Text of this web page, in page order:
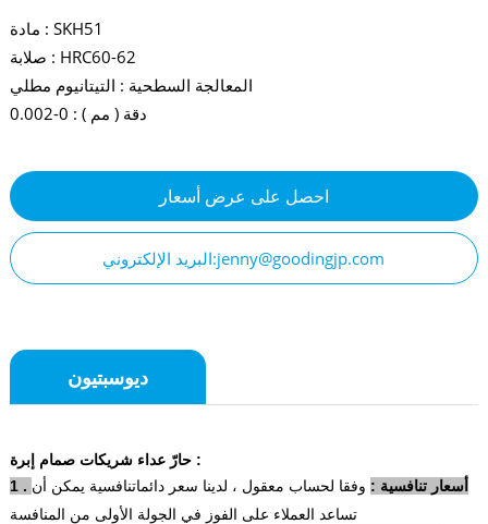
مادة : SKH51
صلابة : HRC60-62
المعالجة السطحية : التيتانيوم مطلي
دقة ( مم ) : 0-0.002
احصل على عرض أسعار
البريد الإلكتروني:jenny@goodingjp.com
ديوسبتيون
حارّ عداء شريكات صمام إبرة :
1 . أسعار تنافسية : وفقا لحساب معقول ، لدينا سعر دائماتنافسية يمكن أن
تساعد العملاء على الفوز في الجولة الأولى من المنافسة